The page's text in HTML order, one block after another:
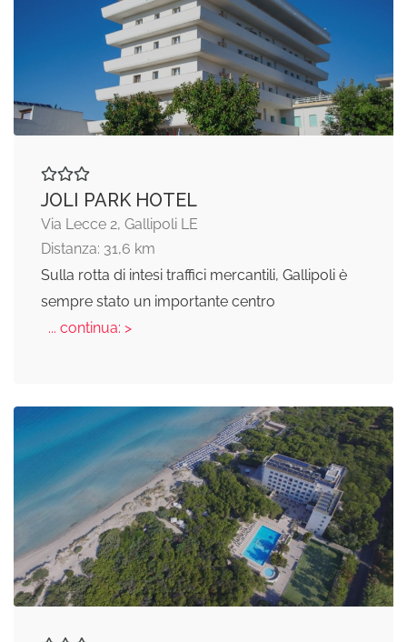
JOLI PARK HOTEL
Via Lecce 2, Gallipoli LE
Distanza: 31,6 km
Sulla rotta di intesi traffici mercantili, Gallipoli è
sempre stato un importante centro
... continua: >